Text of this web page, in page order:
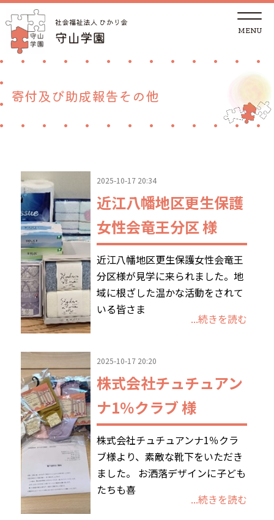
t
g
g
a
トップページ
児童養護施設
里親支援センターしが 湖南支部
ご支援
採用情報
お問合わせ
寄付及び助成報告その他
2025-10-17 20:34
近江八幡地区更生保護
女性会竜王分区 様
近江八幡地区更生保護女性会竜王
分区様が見学に来られました。地
域に根ざした温かな活動をされて
いる皆さま
...続きを読む
2025-10-17 20:20
株式会社チュチュアン
ナ1％クラブ 様
株式会社チュチュアンナ1％クラ
ブ様より、素敵な靴下をいただき
ました。 お洒落デザインに子ども
たちも喜
...続きを読む